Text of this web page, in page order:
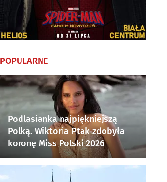
POPULARNE
Podlasianka najpiękniejszą
Polką. Wiktoria Ptak zdobyła
koronę Miss Polski 2026